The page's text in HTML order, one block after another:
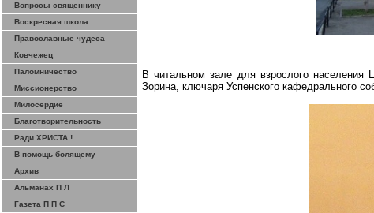
Вопросы священнику
Воскресная школа
Православные чудеса
Ковчежец
Паломничество
Миссионерство
Милосердие
Благотворительность
Ради ХРИСТА !
В помощь болящему
Архив
Альманах П Л
Газета П П С
В читальном зале для взрослого
Зорина, ключаря Успенского кафедрального